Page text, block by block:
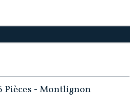
Pièces - Montlignon